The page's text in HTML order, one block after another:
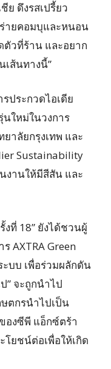
ย ดึงรสเปรี้ยว
ายคอมบุและหนอน
ตัวที่ร้าน และอยาก
ส้นทางนี้”
ประกวดไอเดีย
นใหม่ในวงการ
าลัยกรุงเทพ และ
Sustainability
งานให้มีสีสัน และ
งที่ 18” ยังได้ชวนผู้
AXTRA Green
ะบบ เพื่อร่วมผลักดัน
” จะถูกนำไป
ษตกรนำไปเป็น
องซีพี แอ็กซ์ตร้า
ยชน์ต่อเพื่อให้เกิด